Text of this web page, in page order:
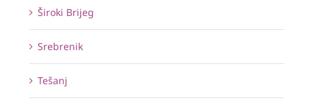
Široki Brijeg
Srebrenik
Tešanj